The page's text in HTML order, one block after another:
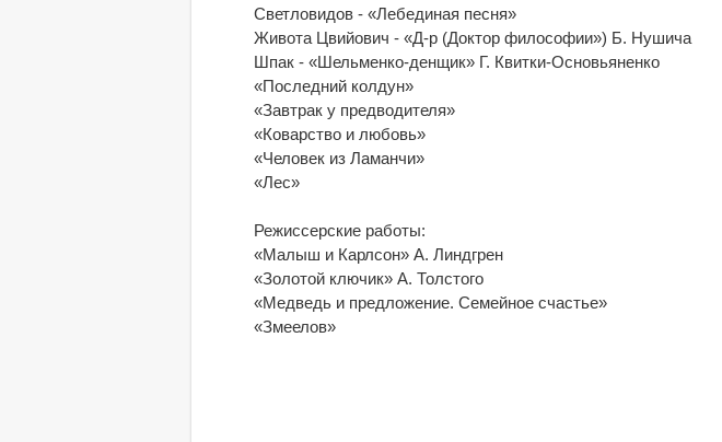
Светловидов - «Лебединая песня»
Живота Цвийович - «Д-р (Доктор философии») Б. Нушича
Шпак - «Шельменко-денщик» Г. Квитки-Основьяненко
«Последний колдун»
«Завтрак у предводителя»
«Коварство и любовь»
«Человек из Ламанчи»
«Лес»
Режиссерские работы:
«Малыш и Карлсон» А. Линдгрен
«Золотой ключик» А. Толстого
«Медведь и предложение. Семейное счастье»
«Змеелов»